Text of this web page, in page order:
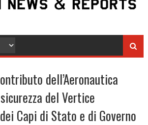
dell’Aeronautica
del Vertice
Capi di Stato e di Governo